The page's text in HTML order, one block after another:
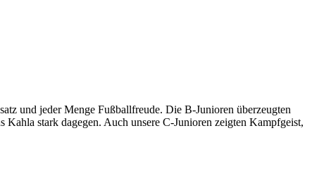
und jeder Menge Fußballfreude. Die B-Junioren überzeugten
stark dagegen. Auch unsere C-Junioren zeigten Kampfgeist,